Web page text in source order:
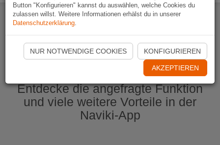
Naviki App jetzt öffnen
Entdecke die angefragte Funktion
und viele weitere Vorteile in der
Naviki-App
Button "Konfigurieren" kannst du auswählen, welche Cookies du
zulassen willst. Weitere Informationen erhälst du in unserer
Datenschutzerklärung.
NUR NOTWENDIGE COOKIES KONFIGURIEREN
AKZEPTIEREN